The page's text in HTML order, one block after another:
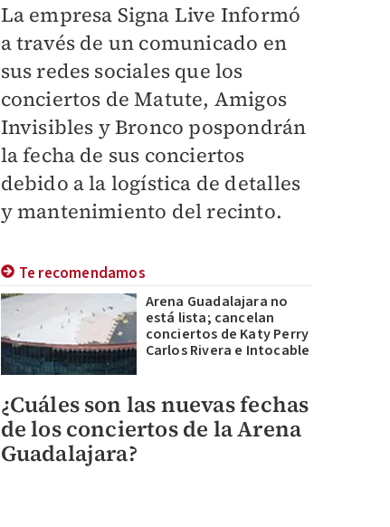
La empresa Signa Live Informó
a través de un comunicado en
sus redes sociales que los
conciertos de Matute, Amigos
Invisibles y Bronco pospondrán
la fecha de sus conciertos
debido a la logística de detalles
y mantenimiento del recinto.
Te recomendamos
Arena Guadalajara no
está lista; cancelan
conciertos de Katy Perry
Carlos Rivera e Intocable
¿Cuáles son las nuevas fechas
de los conciertos de la Arena
Guadalajara?